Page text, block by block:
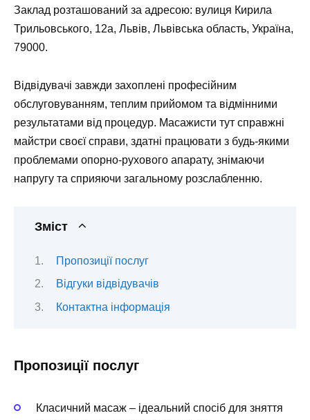
Заклад розташований за адресою: вулиця Кирила
Трильовського, 12а, Львів, Львівська область, Україна,
79000.
Відвідувачі завжди захоплені професійним
обслуговуванням, теплим прийомом та відмінними
результатами від процедур. Масажисти тут справжні
майстри своєї справи, здатні працювати з будь-якими
проблемами опорно-рухового апарату, знімаючи
напругу та сприяючи загальному розслабленню.
Зміст
Пропозиції послуг
Відгуки відвідувачів
Контактна інформація
Пропозиції послуг
Класичний масаж – ідеальний спосіб для зняття